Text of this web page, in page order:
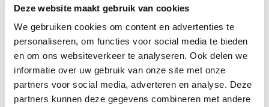
Deze website maakt gebruik van cookies
We gebruiken cookies om content en advertenties te
personaliseren, om functies voor social media te bieden
en om ons websiteverkeer te analyseren. Ook delen we
informatie over uw gebruik van onze site met onze
partners voor social media, adverteren en analyse. Deze
partners kunnen deze gegevens combineren met andere